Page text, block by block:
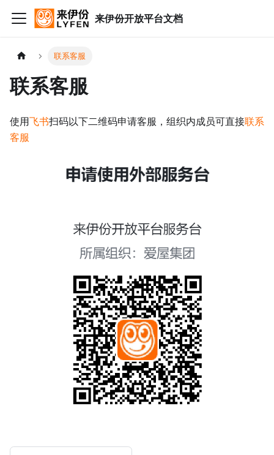
来伊份开放平台文档
联系客服
联系客服
使用飞书扫码以下二维码申请客服，组织内成员可直接联系
客服